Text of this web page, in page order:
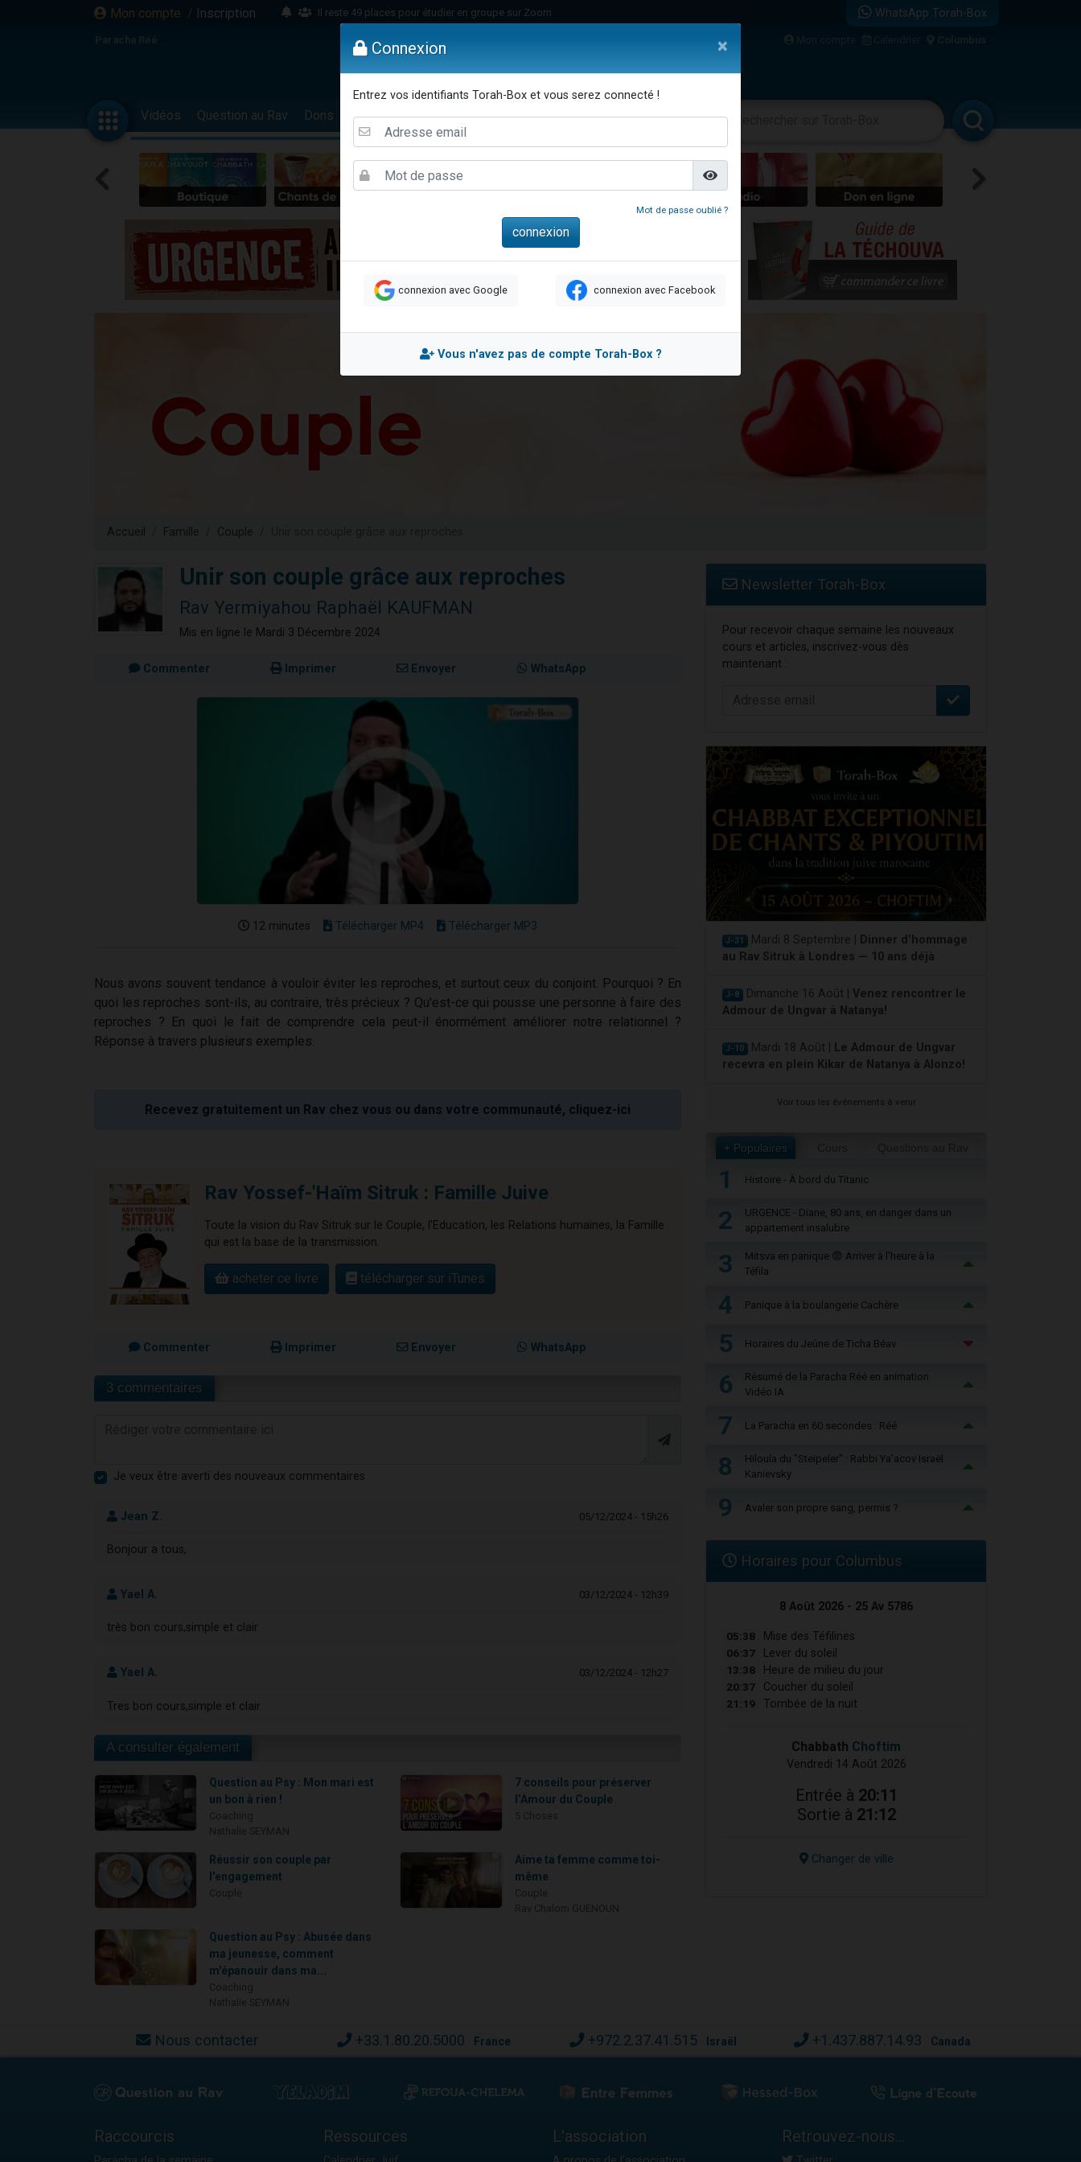
Mon compte / Inscription
Il reste 49 places pour étudier en groupe sur Zoom
16 personnes viennent de faire un don pour Diane, 80 ans, dans un appartement insalubre
2 personnes viennent de faire un don pour 1 Journée de Vacances Pour les Enfants
17 personnes viennent de demander une bénédiction
4 personnes viennent de nous rejoindre sur WhatsApp
Il reste 49 places pour étudier en groupe sur Zoom
Eva vient de donner son Maasser
4 personnes viennent de nous rejoindre sur WhatsApp
3 personnes viennent de nous rejoindre sur WhatsApp
Odaya vient de donner son Maasser
2 personnes viennent de nous rejoindre sur WhatsApp
13 personnes viennent de demander une bénédiction
30 personnes viennent de faire un don pour Sauvez la jambe de Yohan
Il reste 49 places pour étudier en groupe sur Zoom
12 nouvelles musiques dans Torah-Box Music
29 personnes viennent de demander une bénédiction
WhatsApp Torah-Box
Paracha Réé Mon compte Calendrier Columbus
Vidéos Question au Rav Dons Femmes Enfants Etude sur Texte Musique Paracha Divertissements
Accueil Famille Couple
Unir son couple grâce aux reproches
Rav Yermiyahou Raphaël KAUFMAN
Mis en ligne le Mardi 3 Décembre 2024
Commenter Imprimer Envoyer WhatsApp
12 minutes Télécharger MP4 Télécharger MP3
Nous avons souvent tendance à vouloir éviter les reproches, et surtout ceux du conjoint. Pourquoi ? En
quoi les reproches sont-ils, au contraire, très précieux ? Qu'est-ce qui pousse une personne à faire des
reproches ? En quoi le fait de comprendre cela peut-il énormément améliorer notre relationnel ?
Réponse à travers plusieurs exemples.
Recevez gratuitement un Rav chez vous ou dans votre communauté, cliquez-ici
Rav Yossef-'Haïm Sitruk : Famille Juive
Toute la vision du Rav Sitruk sur le Couple, l'Education, les Relations humaines, la Famille
qui est la base de la transmission.
acheter ce livre télécharger sur iTunes
Commenter Imprimer Envoyer WhatsApp
3 commentaires
Je veux être averti des nouveaux commentaires
Jean Z. 05/12/2024 - 15h26
Bonjour a tous,
Yael A. 03/12/2024 - 12h39
très bon cours,simple et clair
Yael A. 03/12/2024 - 12h27
Tres bon cours,simple et clair
A consulter également
Question au Psy : Mon mari est
un bon à rien !
7 conseils pour préserver
l’Amour du Couple
Réussir son couple par
l'engagement
Aime ta femme comme toi-
même
Question au Psy : Abusée dans
ma jeunesse, comment
m'épanouir dans ma...
Newsletter Torah-Box
Pour recevoir chaque semaine les nouveaux
cours et articles, inscrivez-vous dès
maintenant :
J-31 Mardi 8 Septembre |
Dinner d'hommage
au Rav Sitruk à Londres — 10 ans déjà
J-8 Dimanche 16 Août | Venez rencontrer le
Admour de Ungvar à Natanya!
J-10 Mardi 18 Août |
Le Admour de Ungvar
recevra en plein Kikar de Natanya à Alonzo!
Voir tous les événements à venir
+ Populaires
1 Histoire - À bord du Titanic
2
URGENCE - Diane, 80 ans, en danger dans un
appartement insalubre
3
Mitsva en panique 😨 Arriver à l'heure à la
Téfila
4 Panique à la boulangerie Cachère
5 Horaires du Jeûne de Ticha Béav
6
Résumé de la Paracha Réé en animation
Vidéo IA
7 La Paracha en 60 secondes : Réé
8
Hiloula du "Steïpeler" : Rabbi Ya’acov Israël
Kanievsky
9 Avaler son propre sang, permis ?
Horaires pour Columbus
8 Août 2026 - 25 Av 5786
05:38 Mise des Téfilines
06:37 Lever du soleil
13:38 Heure de milieu du jour
20:37 Coucher du soleil
21:19 Tombée de la nuit
Chabbath Choftim
Vendredi 14 Août 2026
Entrée à 20:11
Sortie à 21:12
Changer de ville
Nous contacter +33.1.80.20.5000 France +972.2.37.41.515 Israël +1.437.887.14.93 Canada
Raccourcis Ressources L'association Retrouvez-nous...
Connexion ×
Entrez vos identifiants Torah-Box et vous serez connecté !
Mot de passe oublié ?
connexion avec Google connexion avec Facebook
Vous n'avez pas de compte Torah-Box ?